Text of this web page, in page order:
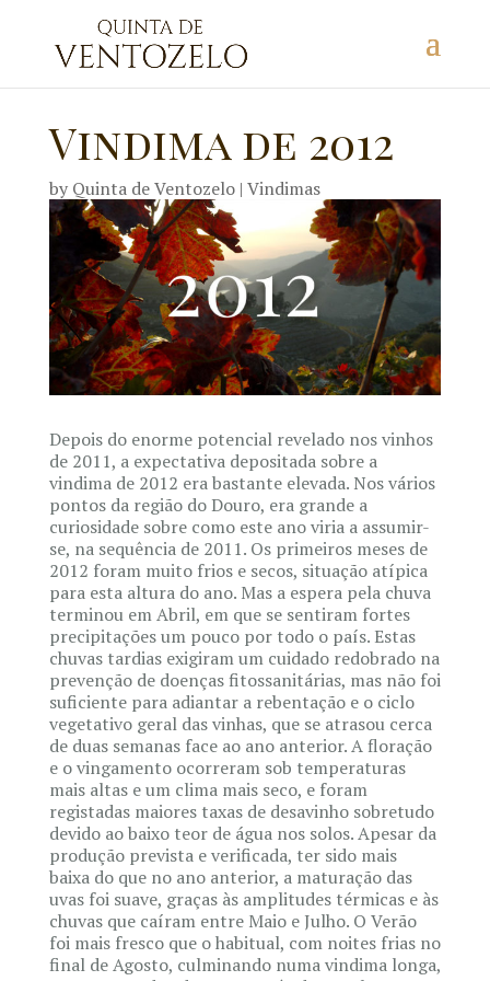
Vindima de 2012
by Quinta de Ventozelo| Vindimas
Depois do enorme potencial revelado nos vinhos
de 2011, a expectativa depositada sobre a
vindima de 2012 era bastante elevada. Nos vários
pontos da região do Douro, era grande a
curiosidade sobre como este ano viria a assumir-
se, na sequência de 2011. Os primeiros meses de
2012 foram muito frios e secos, situação atípica
para esta altura do ano. Mas a espera pela chuva
terminou em Abril, em que se sentiram fortes
precipitações um pouco por todo o país. Estas
chuvas tardias exigiram um cuidado redobrado na
prevenção de doenças fitossanitárias, mas não foi
suficiente para adiantar a rebentação e o ciclo
vegetativo geral das vinhas, que se atrasou cerca
de duas semanas face ao ano anterior. A floração
e o vingamento ocorreram sob temperaturas
mais altas e um clima mais seco, e foram
registadas maiores taxas de desavinho sobretudo
devido ao baixo teor de água nos solos. Apesar da
produção prevista e verificada, ter sido mais
baixa do que no ano anterior, a maturação das
uvas foi suave, graças às amplitudes térmicas e às
chuvas que caíram entre Maio e Julho. O Verão
foi mais fresco que o habitual, com noites frias no
final de Agosto, culminando numa vindima longa,